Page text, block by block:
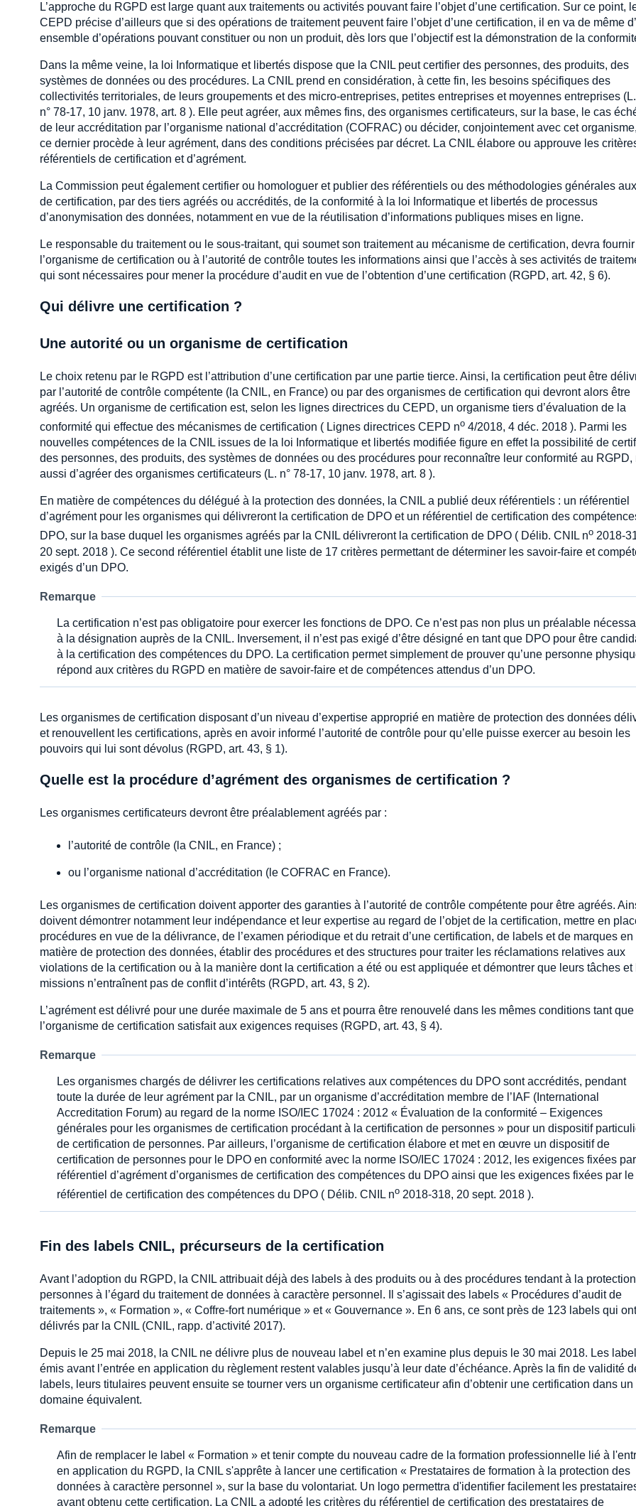
L’approche du RGPD est large quant aux traitements ou activités pouvant faire l’objet d’une certification. Sur ce point,
CEPD précise d’ailleurs que si des opérations de traitement peuvent faire l’objet d’une certification, il en va de même
ensemble d’opérations pouvant constituer ou non un produit, dès lors que l’objectif est la démonstration de la
Dans la même veine, la loi Informatique et libertés dispose que la CNIL peut certifier des personnes, des produits, des
systèmes de données ou des procédures. La CNIL prend en considération, à cette fin, les besoins spécifiques des
collectivités territoriales, de leurs groupements et des micro-entreprises, petites entreprises et moyennes entreprises (L.
n° 78-17, 10 janv. 1978, art. 8 ). Elle peut agréer, aux mêmes fins, des organismes certificateurs, sur la base, le cas
de leur accréditation par l’organisme national d’accréditation (COFRAC) ou décider, conjointement avec cet
ce dernier procède à leur agrément, dans des conditions précisées par décret. La CNIL élabore ou approuve les
référentiels de certification et d’agrément.
La Commission peut également certifier ou homologuer et publier des référentiels ou des méthodologies générales
de certification, par des tiers agréés ou accrédités, de la conformité à la loi Informatique et libertés de processus
d’anonymisation des données, notamment en vue de la réutilisation d’informations publiques mises en ligne.
Le responsable du traitement ou le sous-traitant, qui soumet son traitement au mécanisme de certification, devra fournir
l’organisme de certification ou à l’autorité de contrôle toutes les informations ainsi que l’accès à ses activités de
qui sont nécessaires pour mener la procédure d’audit en vue de l’obtention d’une certification (RGPD, art. 42, § 6).
Qui délivre une certification ?
Une autorité ou un organisme de certification
Le choix retenu par le RGPD est l’attribution d’une certification par une partie tierce. Ainsi, la certification peut être
par l’autorité de contrôle compétente (la CNIL, en France) ou par des organismes de certification qui devront alors être
agréés. Un organisme de certification est, selon les lignes directrices du CEPD, un organisme tiers d’évaluation de la
conformité qui effectue des mécanismes de certification ( Lignes directrices CEPD no 4/2018, 4 déc. 2018 ). Parmi les
nouvelles compétences de la CNIL issues de la loi Informatique et libertés modifiée figure en effet la possibilité de
des personnes, des produits, des systèmes de données ou des procédures pour reconnaître leur conformité au RGPD,
aussi d’agréer des organismes certificateurs (L. n° 78-17, 10 janv. 1978, art. 8 ).
En matière de compétences du délégué à la protection des données, la CNIL a publié deux référentiels : un référentiel
d’agrément pour les organismes qui délivreront la certification de DPO et un référentiel de certification des
DPO, sur la base duquel les organismes agréés par la CNIL délivreront la certification de DPO ( Délib. CNIL no 2018-
20 sept. 2018 ). Ce second référentiel établit une liste de 17 critères permettant de déterminer les savoir-faire et
exigés d’un DPO.
Remarque
La certification n’est pas obligatoire pour exercer les fonctions de DPO. Ce n’est pas non plus un préalable
à la désignation auprès de la CNIL. Inversement, il n’est pas exigé d’être désigné en tant que DPO pour être
à la certification des compétences du DPO. La certification permet simplement de prouver qu’une personne
répond aux critères du RGPD en matière de savoir-faire et de compétences attendus d’un DPO.
Les organismes de certification disposant d’un niveau d’expertise approprié en matière de protection des données
et renouvellent les certifications, après en avoir informé l’autorité de contrôle pour qu’elle puisse exercer au besoin les
pouvoirs qui lui sont dévolus (RGPD, art. 43, § 1).
Quelle est la procédure d’agrément des organismes de certification ?
Les organismes certificateurs devront être préalablement agréés par :
l’autorité de contrôle (la CNIL, en France) ;
ou l’organisme national d’accréditation (le COFRAC en France).
Les organismes de certification doivent apporter des garanties à l’autorité de contrôle compétente pour être agréés.
doivent démontrer notamment leur indépendance et leur expertise au regard de l’objet de la certification, mettre en
procédures en vue de la délivrance, de l’examen périodique et du retrait d’une certification, de labels et de marques en
matière de protection des données, établir des procédures et des structures pour traiter les réclamations relatives aux
violations de la certification ou à la manière dont la certification a été ou est appliquée et démontrer que leurs tâches et
missions n’entraînent pas de conflit d’intérêts (RGPD, art. 43, § 2).
L’agrément est délivré pour une durée maximale de 5 ans et pourra être renouvelé dans les mêmes conditions tant que
l’organisme de certification satisfait aux exigences requises (RGPD, art. 43, § 4).
Remarque
Les organismes chargés de délivrer les certifications relatives aux compétences du DPO sont accrédités, pendant
toute la durée de leur agrément par la CNIL, par un organisme d’accréditation membre de l’IAF (International
Accreditation Forum) au regard de la norme ISO/IEC 17024 : 2012 « Évaluation de la conformité – Exigences
générales pour les organismes de certification procédant à la certification de personnes » pour un dispositif
de certification de personnes. Par ailleurs, l’organisme de certification élabore et met en œuvre un dispositif de
certification de personnes pour le DPO en conformité avec la norme ISO/IEC 17024 : 2012, les exigences fixées par
référentiel d’agrément d’organismes de certification des compétences du DPO ainsi que les exigences fixées par le
référentiel de certification des compétences du DPO ( Délib. CNIL no 2018-318, 20 sept. 2018 ).
Fin des labels CNIL, précurseurs de la certification
Avant l’adoption du RGPD, la CNIL attribuait déjà des labels à des produits ou à des procédures tendant à la
personnes à l’égard du traitement de données à caractère personnel. Il s’agissait des labels « Procédures d’audit de
traitements », « Formation », « Coffre-fort numérique » et « Gouvernance ». En 6 ans, ce sont près de 123 labels qui
délivrés par la CNIL (CNIL, rapp. d’activité 2017).
Depuis le 25 mai 2018, la CNIL ne délivre plus de nouveau label et n’en examine plus depuis le 30 mai 2018. Les
émis avant l’entrée en application du règlement restent valables jusqu’à leur date d’échéance. Après la fin de validité
labels, leurs titulaires peuvent ensuite se tourner vers un organisme certificateur afin d’obtenir une certification dans un
domaine équivalent.
Remarque
Afin de remplacer le label « Formation » et tenir compte du nouveau cadre de la formation professionnelle lié à
en application du RGPD, la CNIL s'apprête à lancer une certification « Prestataires de formation à la protection des
données à caractère personnel », sur la base du volontariat. Un logo permettra d'identifier facilement les
ayant obtenu cette certification. La CNIL a adopté les critères du référentiel de certification des prestataires de